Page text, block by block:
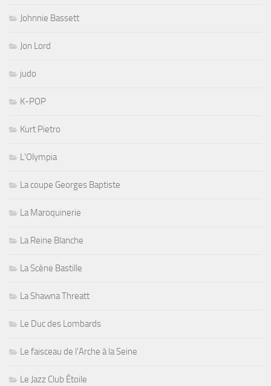
Johnnie Bassett
Jon Lord
judo
K-POP
Kurt Pietro
L'Olympia
La coupe Georges Baptiste
La Maroquinerie
La Reine Blanche
La Scène Bastille
La Shawna Threatt
Le Duc des Lombards
Le faisceau de l'Arche à la Seine
Le Jazz Club Étoile